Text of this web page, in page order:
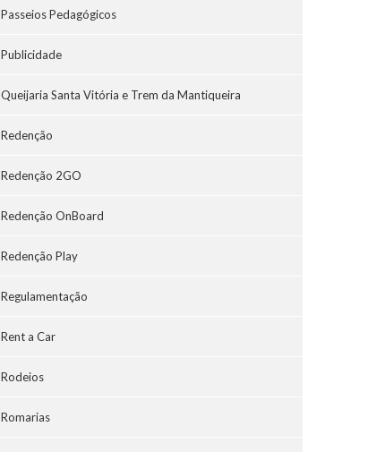
Passeios Pedagógicos
Publicidade
Queijaria Santa Vitória e Trem da Mantiqueira
Redenção
Redenção 2GO
Redenção OnBoard
Redenção Play
Regulamentação
Rent a Car
Rodeios
Romarias